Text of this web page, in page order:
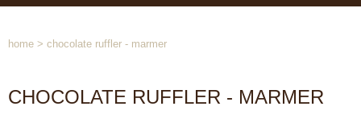
home > chocolate ruffler - marmer
CHOCOLATE RUFFLER - MARMER